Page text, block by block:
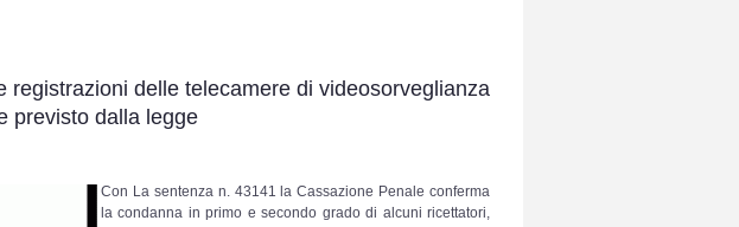
registrazioni delle telecamere di videosorveglianza
previsto dalla legge
Con La sentenza n. 43141 la Cassazione Penale conferma
la condanna in primo e secondo grado di alcuni ricettatori,